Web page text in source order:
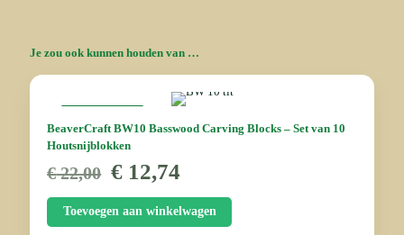
Je zou ook kunnen houden van …
BeaverCraft BW10 Basswood Carving Blocks – Set van 10
Houtsnijblokken
€22,00 Oorspronkelijke
prijs
was:
€ 22,00.
€ 12,74
is:
€ 12,74.
Toevoegen aan winkelwagen